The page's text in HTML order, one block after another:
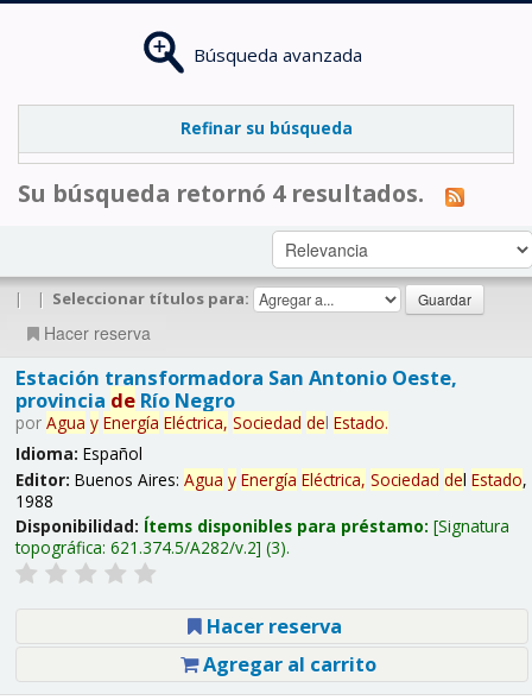
Búsqueda avanzada
Refinar su búsqueda
Su búsqueda retornó 4 resultados.
| | Seleccionar títulos para:
Hacer reserva
Estación transformadora San Antonio Oeste,
provincia deRío Negro
por Agua y Energía Eléctrica, Sociedad del Estado.
Idioma: Español
Editor: Buenos Aires: Agua y Energía Eléctrica, Sociedad del Estado,
1988
Disponibilidad: Ítems disponibles para préstamo: Signatura
topográfica: 621.374.5/A282/v.2 (3).
Hacer reserva
Agregar al carrito